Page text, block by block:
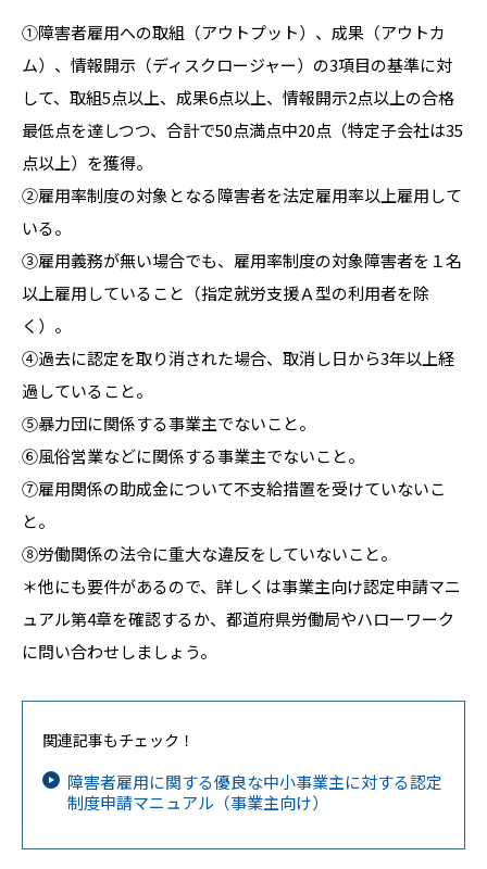
①障害者雇用への取組（アウトプット）、成果（アウトカ
ム）、情報開示（ディスクロージャー）の3項目の基準に対
して、取組5点以上、成果6点以上、情報開示2点以上の合格
最低点を達しつつ、合計で50点満点中20点（特定子会社は35
点以上）を獲得。
②雇用率制度の対象となる障害者を法定雇用率以上雇用して
いる。
③雇用義務が無い場合でも、雇用率制度の対象障害者を１名
以上雇用していること（指定就労支援Ａ型の利用者を除
く）。
④過去に認定を取り消された場合、取消し日から3年以上経
過していること。
⑤暴力団に関係する事業主でないこと。
⑥風俗営業などに関係する事業主でないこと。
⑦雇用関係の助成金について不支給措置を受けていないこ
と。
⑧労働関係の法令に重大な違反をしていないこと。
＊他にも要件があるので、詳しくは事業主向け認定申請マニ
ュアル第4章を確認するか、都道府県労働局やハローワーク
に問い合わせしましょう。
関連記事もチェック！
障害者雇用に関する優良な中小事業主に対する認定
制度申請マニュアル（事業主向け）